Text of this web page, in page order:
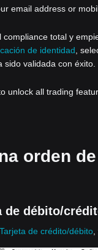
email address or
total y
de identidad ,
validada con éxito.
unlock all trading
orden
de débito/
Tarjeta de crédito/débito